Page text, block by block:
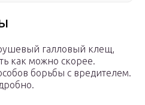
галловый клещ,
как можно скорее.
борьбы с вредителем.